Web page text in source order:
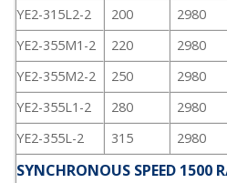
YE2-315L2-2
200 2980
YE2-355M1-2
220 2980
YE2-355M2-2
250 2980
YE2-355L1-2
280 2980
YE2-355L-2
315 2980
SYNCHRONOUS SPEED 1500